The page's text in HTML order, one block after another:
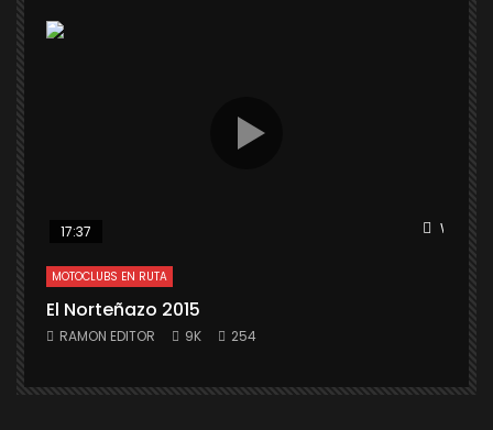
Watch
17:37
MOTOCLUBS EN RUTA
El Norteñazo 2015
RAMON EDITOR 9K 254